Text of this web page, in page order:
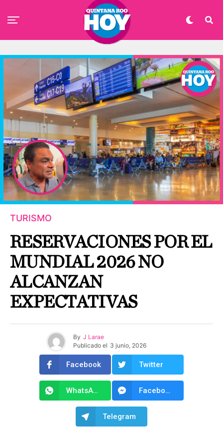
TURISMO
RESERVACIONES POR EL
MUNDIAL 2026 NO
ALCANZAN
EXPECTATIVAS
By J Larae
Publicado el 3 junio, 2026
Facebook Twitter
WhatsApp Facebook Messenger
Telegram